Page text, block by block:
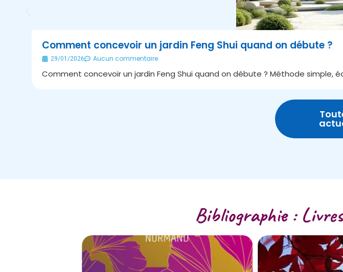
Comment concevoir un jardin Feng Shui quand on débute ?
29/01/2026 Aucun commentaire
Comment concevoir un jardin Feng Shui quand on débute ? Méthode
Bibliographie :